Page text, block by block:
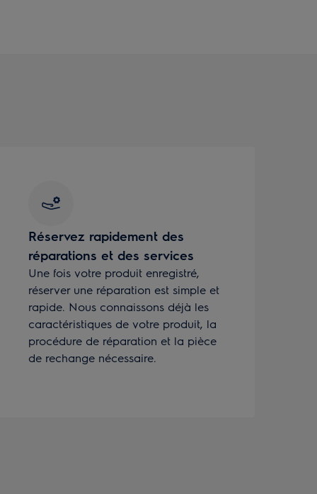
Réservez rapidement des
réparations et des services
Une fois votre produit enregistré,
réserver une réparation est simple et
rapide. Nous connaissons déjà les
caractéristiques de votre produit, la
procédure de réparation et la pièce
de rechange nécessaire.